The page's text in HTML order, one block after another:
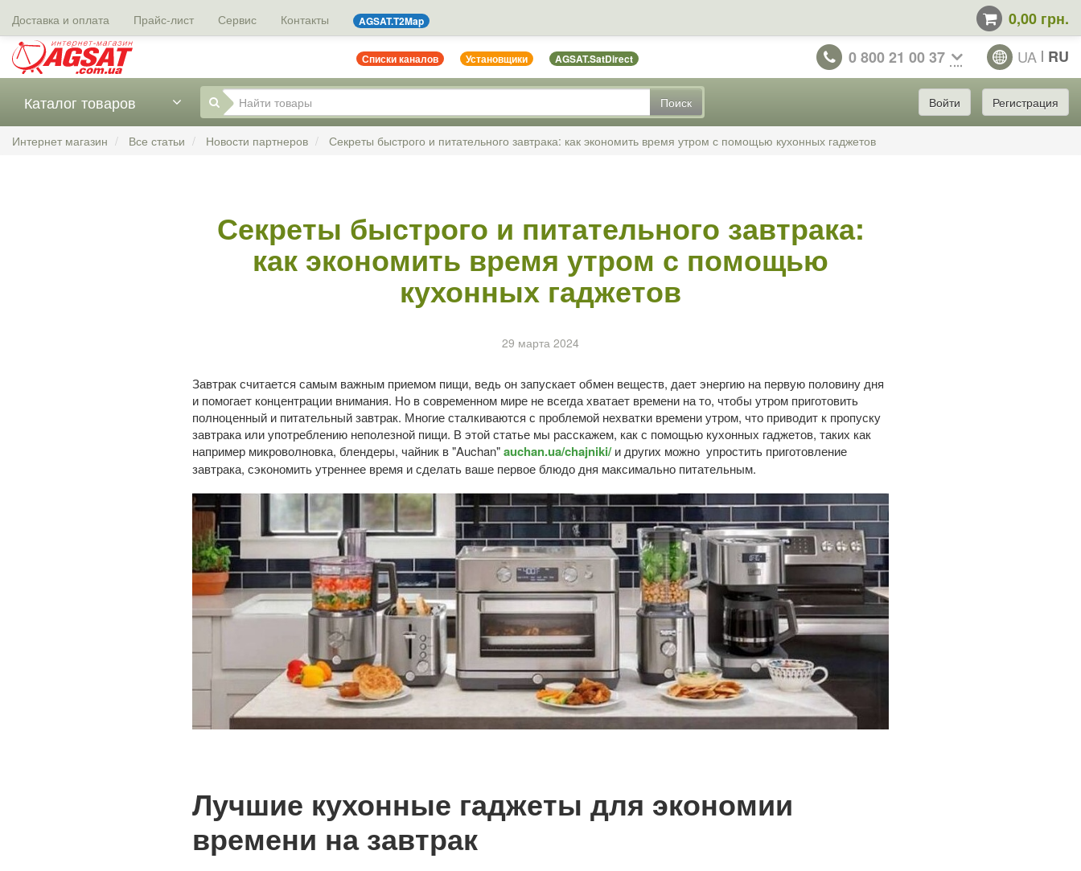
Доставка и оплата Прайс-лист Сервис Контакты AGSAT.T2Map 0,00 грн.
Списки каналов Установщики AGSAT.SatDirect 0 800 21 00 37 UA RU
Поиск
Каталог товаров Войти Регистрация
Интернет магазин Все статьи Новости партнеров Секреты быстрого и питательного завтрака: как экономить время утром с помощью кухонных гаджетов
Секреты быстрого и питательного завтрака:
как экономить время утром с помощью
кухонных гаджетов
29 марта 2024
Завтрак считается самым важным приемом пищи, ведь он запускает обмен веществ, дает энергию на первую половину дня
и помогает концентрации внимания. Но в современном мире не всегда хватает времени на то, чтобы утром приготовить
полноценный и питательный завтрак. Многие сталкиваются с проблемой нехватки времени утром, что приводит к пропуску
завтрака или употреблению неполезной пищи. В этой статье мы расскажем, как с помощью кухонных гаджетов, таких как
например микроволновка, блендеры, чайник в "Auchan"auchan.ua/chajniki/и других можно упростить приготовление
завтрака, сэкономить утреннее время и сделать ваше первое блюдо дня максимально питательным.
Лучшие кухонные гаджеты для экономии
времени на завтрак